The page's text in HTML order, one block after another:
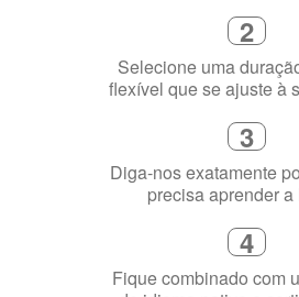
Selecione uma
flexível que se ajuste à
3
Diga-nos exatamente
precisa aprender a
4
Fique combinado com
de idioma nativo e
sua cidade (ou